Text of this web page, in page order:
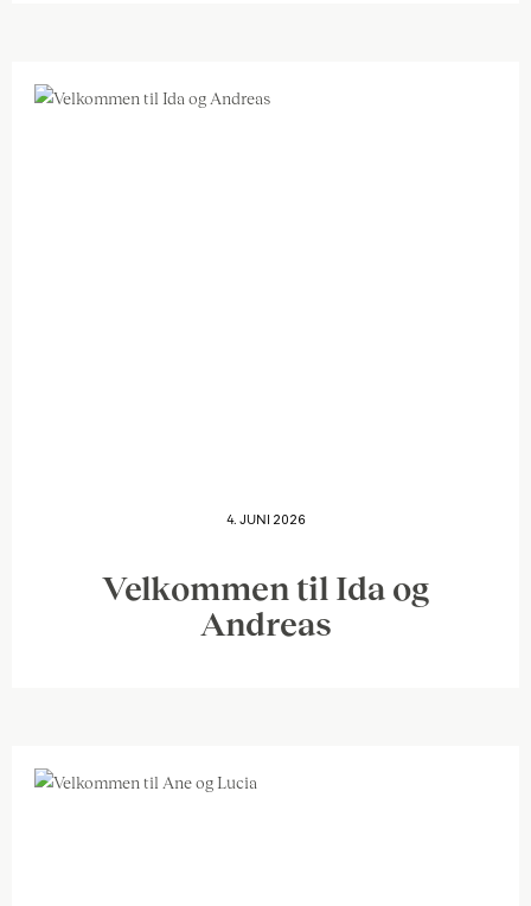
Velkommen til Ida og
Andreas
4. JUNI 2026